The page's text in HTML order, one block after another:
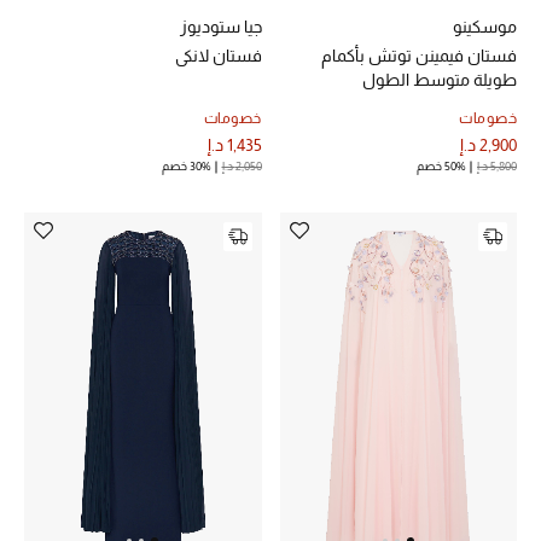
تسوقوا الأحذية
جميع مستحضرات الجمال
الجديد في عالم الجمال
الأكثر مبيعاً
العطور
موسكينو
فستان فيمينن توتش بأكمام
طويلة متوسط الطول
خصومات
2,900 د.إ
5,800 د.إ 50% خصم
جيا ستوديوز
فستان لانكي
خصومات
1,435 د.إ
2,050 د.إ 30% خصم